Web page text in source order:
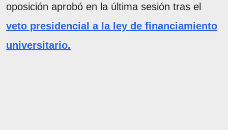
oposición aprobó en la última sesión tras el
veto presidencial a la ley de financiamiento
universitario.